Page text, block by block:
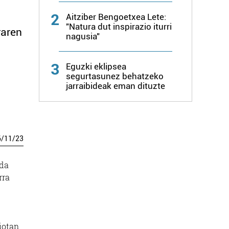
/11/23
2
Aitziber Bengoetxea Lete:
"Natura dut inspirazio iturri
nagusia"
3
Eguzki eklipsea
segurtasunez behatzeko
jarraibideak eman dituzte